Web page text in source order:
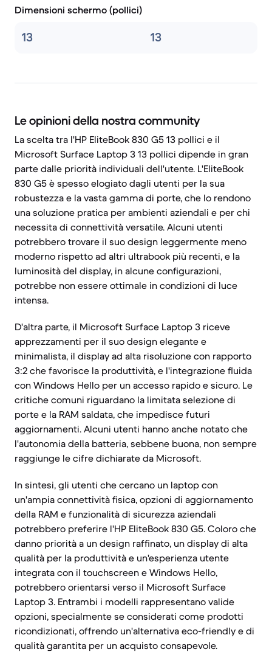
Dimensioni schermo (pollici)
13 13
Le opinioni della nostra community
La scelta tra l'HP EliteBook 830 G5 13 pollici e il
Microsoft Surface Laptop 3 13 pollici dipende in gran
parte dalle priorità individuali dell'utente. L'EliteBook
830 G5 è spesso elogiato dagli utenti per la sua
robustezza e la vasta gamma di porte, che lo rendono
una soluzione pratica per ambienti aziendali e per chi
necessita di connettività versatile. Alcuni utenti
potrebbero trovare il suo design leggermente meno
moderno rispetto ad altri ultrabook più recenti, e la
luminosità del display, in alcune configurazioni,
potrebbe non essere ottimale in condizioni di luce
intensa.
D'altra parte, il Microsoft Surface Laptop 3 riceve
apprezzamenti per il suo design elegante e
minimalista, il display ad alta risoluzione con rapporto
3:2 che favorisce la produttività, e l'integrazione fluida
con Windows Hello per un accesso rapido e sicuro. Le
critiche comuni riguardano la limitata selezione di
porte e la RAM saldata, che impedisce futuri
aggiornamenti. Alcuni utenti hanno anche notato che
l'autonomia della batteria, sebbene buona, non sempre
raggiunge le cifre dichiarate da Microsoft.
In sintesi, gli utenti che cercano un laptop con
un'ampia connettività fisica, opzioni di aggiornamento
della RAM e funzionalità di sicurezza aziendali
potrebbero preferire l'HP EliteBook 830 G5. Coloro che
danno priorità a un design raffinato, un display di alta
qualità per la produttività e un'esperienza utente
integrata con il touchscreen e Windows Hello,
potrebbero orientarsi verso il Microsoft Surface
Laptop 3. Entrambi i modelli rappresentano valide
opzioni, specialmente se considerati come prodotti
ricondizionati, offrendo un'alternativa eco-friendly e di
qualità garantita per un acquisto consapevole.